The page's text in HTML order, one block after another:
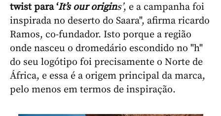
twist para ‘It’s our origins’, e a campanha foi
inspirada no deserto do Saara", afirma ricardo
Ramos, co-fundador. Isto porque a região
onde nasceu o dromedário escondido no "h"
do seu logótipo foi precisamente o Norte de
África, e essa é a origem principal da marca,
pelo menos em termos de inspiração.